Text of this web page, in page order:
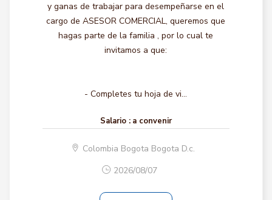
y ganas de trabajar para desempeñarse en el
cargo de ASESOR COMERCIAL, queremos que
hagas parte de la familia , por lo cual te
invitamos a que:
- Completes tu hoja de vi...
Salario : a convenir
Colombia Bogota Bogota D.c.
2026/08/07